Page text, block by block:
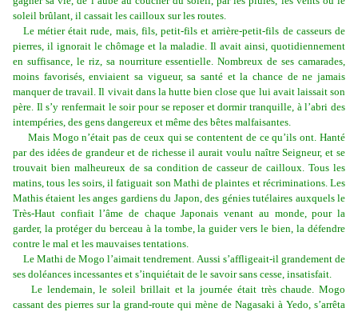
soleil brûlant, il cassait les cailloux sur les routes.
Le métier était rude, mais, fils, petit-fils et arrière-petit-fils de casseurs de
pierres, il ignorait le chômage et la maladie. Il avait ainsi, quotidiennement
en suffisance, le riz, sa nourriture essentielle. Nombreux de ses camarades,
moins favorisés, enviaient sa vigueur, sa santé et la chance de ne jamais
manquer de travail. Il vivait dans la hutte bien close que lui avait laissait son
père. Il s’y renfermait le soir pour se reposer et dormir tranquille, à l’abri des
intempéries, des gens dangereux et même des bêtes malfaisantes.
Mais Mogo n’était pas de ceux qui se contentent de ce qu’ils ont. Hanté
par des idées de grandeur et de richesse il aurait voulu naître Seigneur, et se
trouvait bien malheureux de sa condition de casseur de cailloux. Tous les
matins, tous les soirs, il fatiguait son Mathi de plaintes et récriminations. Les
Mathis étaient les anges gardiens du Japon, des génies tutélaires auxquels le
Très-Haut confiait l’âme de chaque Japonais venant au monde, pour la
garder, la protéger du berceau à la tombe, la guider vers le bien, la défendre
contre le mal et les mauvaises tentations.
Le Mathi de Mogo l’aimait tendrement. Aussi s’affligeait-il grandement de
ses doléances incessantes et s’inquiétait de le savoir sans cesse, insatisfait.
Le lendemain, le soleil brillait et la journée était très chaude. Mogo
cassant des pierres sur la grand-route qui mène de Nagasaki à Yedo, s’arrêta